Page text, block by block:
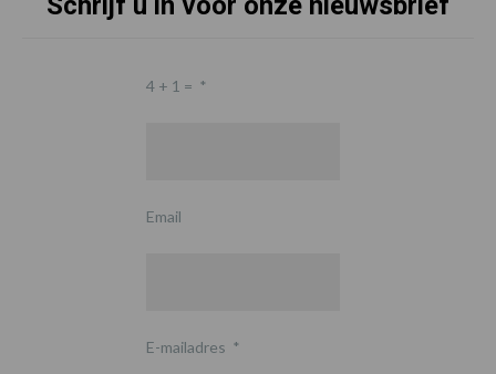
4 + 1 = *
Email
E-mailadres *